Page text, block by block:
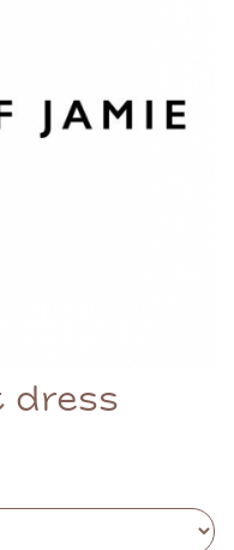
dress